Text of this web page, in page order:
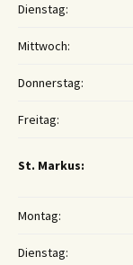
Dienstag:
Mittwoch:
Donnerstag:
Freitag:
St. Markus:
Montag:
Dienstag: